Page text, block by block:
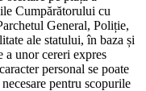
Cumpărătorului cu
General, Poliție,
ale statului, în baza și
a unor cereri expres
personal se poate
pentru scopurile